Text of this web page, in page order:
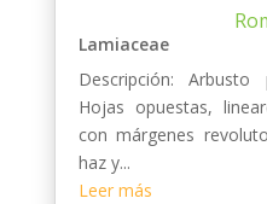
Lamiaceae
Descripción: Arbusto
Hojas opuestas,
con márgenes
haz y...
Leer más